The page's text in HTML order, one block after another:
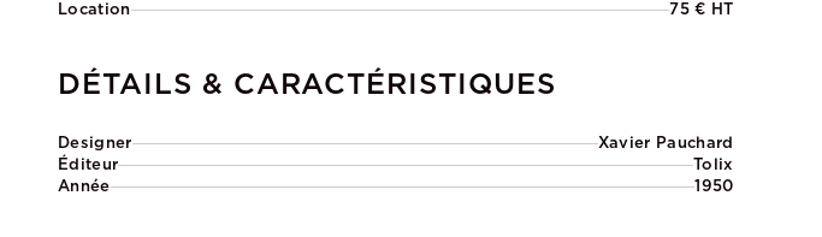
Location
75 € HT
DÉTAILS & CARACTÉRISTIQUES
Designer
Xavier Pauchard
Éditeur
Tolix
Année
1950